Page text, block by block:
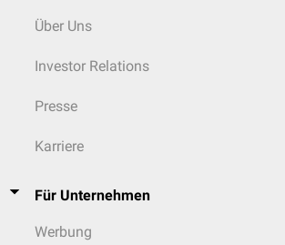
Über Uns
Investor Relations
Presse
Karriere
Für Unternehmen
Werbung